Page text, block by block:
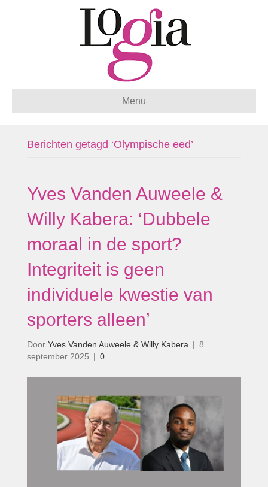
Menu
Berichten getagd ‘Olympische eed’
Yves Vanden Auweele &
Willy Kabera: ‘Dubbele
moraal in de sport?
Integriteit is geen
individuele kwestie van
sporters alleen’
Door Yves Vanden Auweele & Willy Kabera | 8
september 2025 | 0